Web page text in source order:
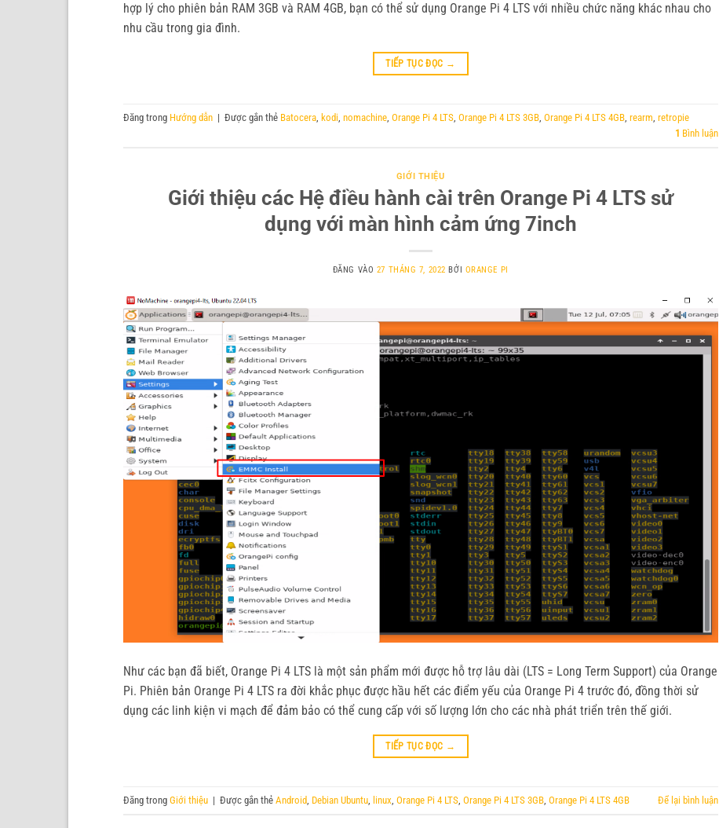
hợp lý cho phiên bản RAM 3GB và RAM 4GB, bạn có thể sử dụng Orange Pi 4 LTS với nhiều chức năng khác nhau cho
nhu cầu trong gia đình.
TIẾP TỤC ĐỌC →
Đăng trong Hướng dẫn | Được gắn thẻ Batocera kodi nomachine Orange Pi 4 LTS Orange Pi 4 LTS 3GB Orange Pi 4 LTS 4GB rearm retropie
1 Bình luận
GIỚI THIỆU
Giới thiệu các Hệ điều hành cài trên Orange Pi 4 LTS sử
dụng với màn hình cảm ứng 7inch
ĐĂNG VÀO 27 THÁNG 7, 2022 BỞI ORANGE PI
Như các bạn đã biết, Orange Pi 4 LTS là một sản phẩm mới được hỗ trợ lâu dài (LTS = Long Term Support) của Orange
Pi. Phiên bản Orange Pi 4 LTS ra đời khắc phục được hầu hết các điểm yếu của Orange Pi 4 trước đó, đồng thời sử
dụng các linh kiện vi mạch để đảm bảo có thể cung cấp với số lượng lớn cho các nhà phát triển trên thế giới.
TIẾP TỤC ĐỌC →
Đăng trong Giới thiệu | Được gắn thẻ Android Debian Ubuntu linux Orange Pi 4 LTS Orange Pi 4 LTS 3GB Orange Pi 4 LTS 4GB Để lại bình luận